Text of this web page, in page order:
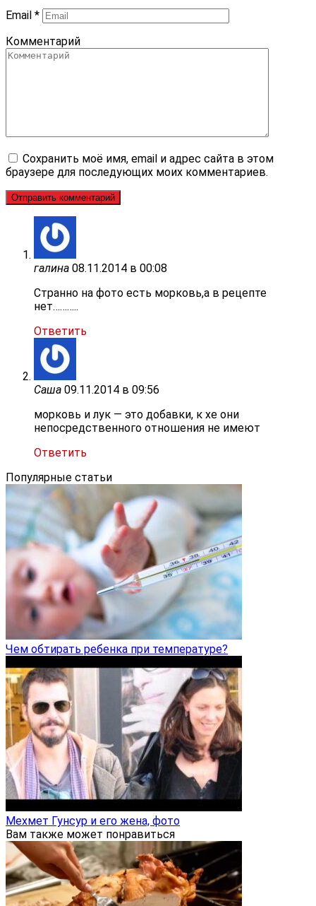
Email *
Комментарий
Сохранить моё имя, email и адрес сайта в этом
браузере для последующих моих комментариев.
галина 08.11.2014 в 00:08
Странно на фото есть морковь,а в рецепте
нет………..
Ответить
Саша 09.11.2014 в 09:56
морковь и лук — это добавки, к хе они
непосредственного отношения не имеют
Ответить
Популярные статьи
Чем обтирать ребенка при температуре?
Мехмет Гунсур и его жена, фото
Вам также может понравиться